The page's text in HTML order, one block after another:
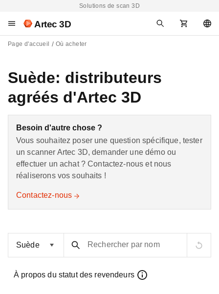
Solutions de scan 3D
Artec 3D
Page d'accueil Où acheter
Suède: distributeurs
agréés d'Artec 3D
Besoin d'autre chose ?
Vous souhaitez poser une question spécifique, tester
un scanner Artec 3D, demander une démo ou
effectuer un achat ? Contactez-nous et nous
réaliserons vos souhaits !
Contactez-nous
Rechercher par nom
À propos du statut des revendeurs